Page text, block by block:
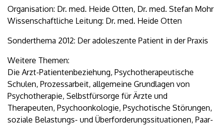
Organisation: Dr. med. Heide Otten, Dr. med. Stefan Mohr
Wissenschaftliche Leitung: Dr. med. Heide Otten
Sonderthema 2012: Der adoleszente Patient in der Praxis
Weitere Themen:
Die Arzt-Patientenbeziehung, Psychotherapeutische
Schulen, Prozessarbeit, allgemeine Grundlagen von
Psychotherapie, Selbstfürsorge für Ärzte und
Therapeuten, Psychoonkologie, Psychotische Störungen,
soziale Belastungs- und Überforderungssituationen, Paar-